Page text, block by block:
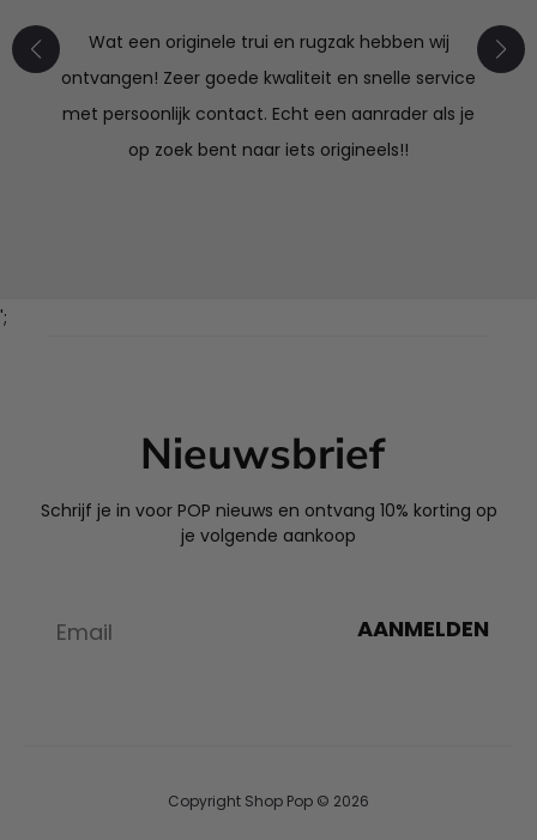
Wat een originele trui en rugzak hebben wij
ontvangen! Zeer goede kwaliteit en snelle service
met persoonlijk contact. Echt een aanrader als je
op zoek bent naar iets origineels!!
';
Nieuwsbrief
Schrijf je in voor POP nieuws en ontvang 10% korting op
je volgende aankoop
AANMELDEN
Copyright Shop Pop © 2026